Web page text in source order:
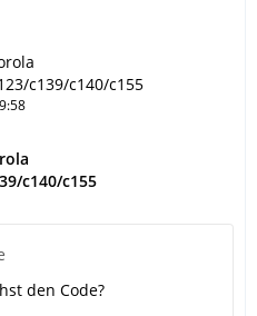
c139/c140/c155
c140/c155
den Code?